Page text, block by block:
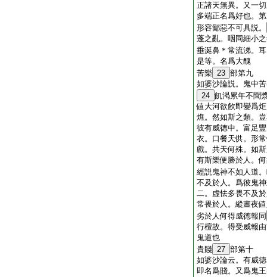
正諸天無異。又一
多端正名爲好也。
形容鄙惡不可具説。
蓬之亂。咽同細小
垂涎鼻＊常流涕。
是等。名爲大醜
苦樂 23 部第九
如婆沙論説。鬼中
24 飢渇累年不聞
値大河欲飮即變爲
燋。然如斯之類。
彼有威徳中。富足
衣。口餐天供。形
戲。共天何殊。如
有斯樂便勝於人。
經説鬼神不如人道
不及於人。爲彼鬼
二。虚怯多畏不及
常畏於人。縱晝夜
劣於人何得威徳報同
行檀故。得受威報
鬼道也
貴賤 27 部第十
如婆沙論云。有威
即名爲賤。又爲鬼